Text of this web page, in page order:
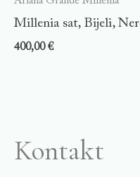
Millenia sat, Bijeli,
400,00€
Kontakt